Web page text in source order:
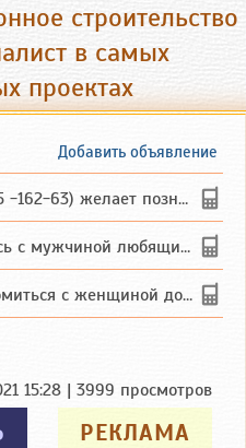
строительство
в самых
проектах
Добавить объявление
с одиноким, добродушным, без вредных ...
танцевать и петь на родном чувашском языке
55 лет чувашской или русской национальности дл...
15:28 | 3999 просмотров
РЕКЛАМА